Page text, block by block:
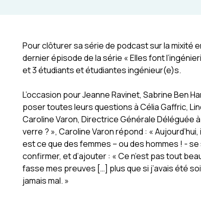
Pour clôturer sa série de podcast sur la mixité
dernier épisode de la série « Elles font
et 3 étudiants et étudiantes ingénieur(e)s.
L’occasion pour Jeanne Ravinet, Sabrine Ben
poser toutes leurs questions à Célia Gaffric,
Caroline Varon, Directrice Générale Déléguée
verre ? », Caroline Varon répond : «
est ce que des femmes – ou des hommes ! -
confirmer, et d’ajouter : « Ce n’est pas tout
fasse mes preuves […] plus que si j’avais été
jamais mal. »